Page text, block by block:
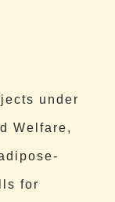
under
Welfare,
for